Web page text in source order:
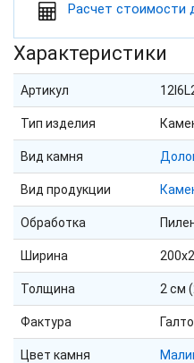
Расчет стоимости
Характеристики
Артикул
Тип изделия
Вид камня
Вид продукции
Обработка
Ширина
Толщина 2 см
Фактура
Цвет камня